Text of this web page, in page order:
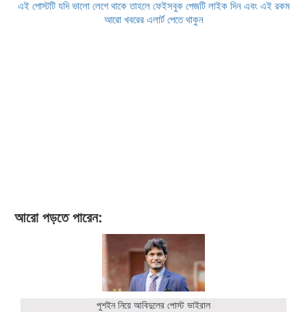
এই পোস্টটি যদি ভালো লেগে থাকে তাহলে ফেইসবুক পেজটি লাইক দিন এবং এই রকম
আরো খবরের এলার্ট পেতে থাকুন
আরো পড়তে পারেন:
পুশইন নিয়ে আবিদুলের পোস্ট ভাইরাল